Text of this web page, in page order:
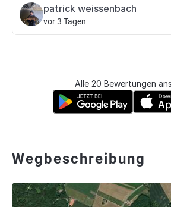
patrick weissenbach
vor 3 Tagen
Alle 20 Bewertungen
Wegbeschreibung